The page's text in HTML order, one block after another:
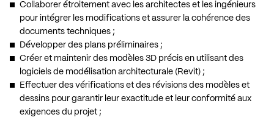
Collaborer étroitement avec les architectes et les ingénieurs
pour intégrer les modifications et assurer la cohérence des
documents techniques ;
Développer des plans préliminaires ;
Créer et maintenir des modèles 3D précis en utilisant des
logiciels de modélisation architecturale (Revit) ;
Effectuer des vérifications et des révisions des modèles et
dessins pour garantir leur exactitude et leur conformité aux
exigences du projet ;